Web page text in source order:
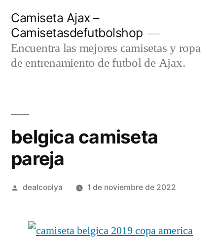
contenido
Camiseta Ajax –
Camisetasdefutbolshop
Encuentra las mejores camisetas y ropa
de entrenamiento de futbol de Ajax.
belgica camiseta
pareja
Publicado
dealcoolya 1 de noviembre de 2022